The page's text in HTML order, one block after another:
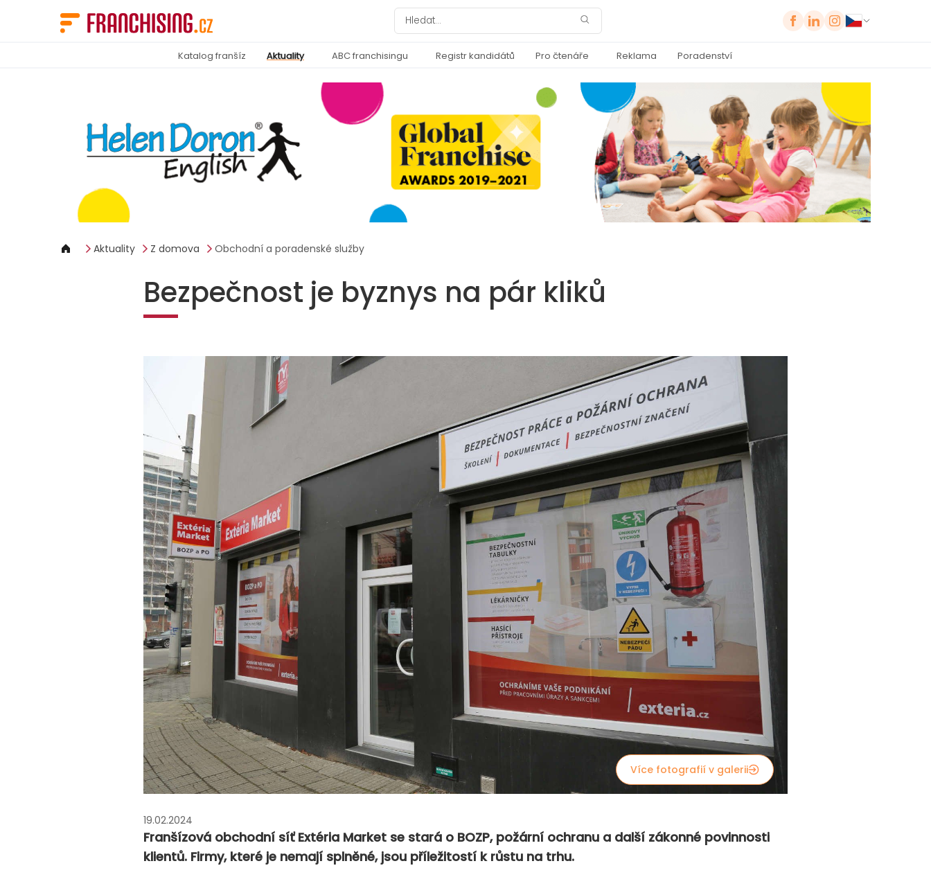
Katalog franšíz Aktuality ABC franchisingu Registr kandidátů Pro čtenáře Reklama Poradenství
Aktuality Z domova Obchodní a poradenské služby
Bezpečnost je byznys na pár kliků
Více fotografií v galerii
19.02.2024
Franšízová obchodní síť Extéria Market se stará o BOZP, požární ochranu a další zákonné povinnosti
klientů. Firmy, které je nemají splněné, jsou příležitostí k růstu na trhu.